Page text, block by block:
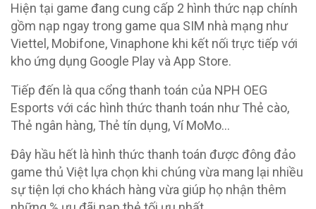
Hiện tại game đang cung cấp 2 hình thức nạp chính
gồm nạp ngay trong game qua SIM nhà mạng như
Viettel, Mobifone, Vinaphone khi kết nối trực tiếp với
kho ứng dụng Google Play và App Store.
Tiếp đến là qua cổng thanh toán của NPH OEG
Esports với các hình thức thanh toán như Thẻ cào,
Thẻ ngân hàng, Thẻ tín dụng, Ví MoMo…
Đây hầu hết là hình thức thanh toán được đông đảo
game thủ Việt lựa chọn khi chúng vừa mang lại nhiều
sự tiện lợi cho khách hàng vừa giúp họ nhận thêm